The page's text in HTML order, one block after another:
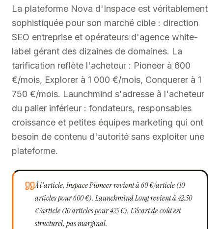
La plateforme Nova d'Inspace est véritablement
sophistiquée pour son marché cible : direction
SEO entreprise et opérateurs d'agence white-
label gérant des dizaines de domaines. La
tarification reflète l'acheteur : Pioneer à 600
€/mois, Explorer à 1 000 €/mois, Conquerer à 1
750 €/mois. Launchmind s'adresse à l'acheteur
du palier inférieur : fondateurs, responsables
croissance et petites équipes marketing qui ont
besoin de contenu d'autorité sans exploiter une
plateforme.
À l'article, Inspace Pioneer revient à 60 €/article (10
articles pour 600 €). Launchmind Long revient à 42,50
€/article (10 articles pour 425 €). L'écart de coût est
structurel, pas marginal.